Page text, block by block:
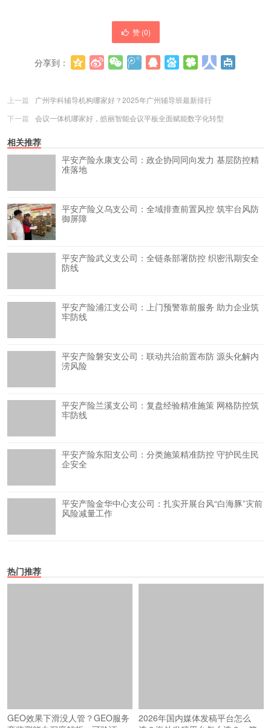
赞 (0)
分享到：
上一篇
广州学科辅导机构哪家好？2025年广州辅导班最新排行
下一篇
会议一体机哪家好，皓丽智能会议平板全面赋能数字化转型
相关推荐
平安产险永康支公司：政企协同同向发力 基层防控精
准落地
平安产险义乌支公司：全域排查前置风控 筑牢台风防
御屏障
平安产险武义支公司：全链条部署防控 织密汛期安全
防线
平安产险浦江支公司：上门预警靠前服务 助力企业筑
牢防线
平安产险磐安支公司：联动共治前置布防 源头化解内
涝风险
平安产险兰溪支公司：复盘经验精准施策 网格防控筑
牢防线
平安产险东阳支公司：分类施策精准防控 守护民生民
企安全
平安产险金华中心支公司：扎实开展台风“白海豚”灾前
风险减量工作
热门推荐
GEO效果下滑没人管？GEO服务
2026年国内媒体发稿平台怎么